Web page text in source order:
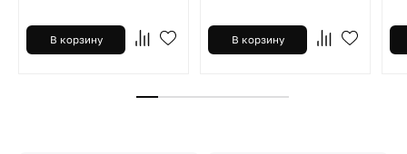
В корзину В корзину